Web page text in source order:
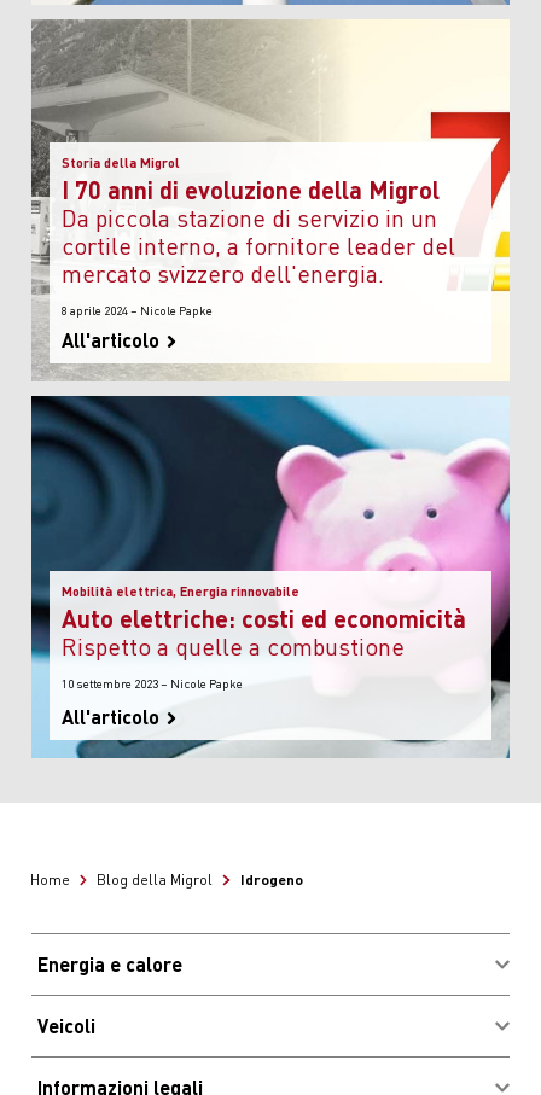
Storia della Migrol
I 70 anni di evoluzione della Migrol
da piccola stazione di servizio in un
cortile interno, a fornitore leader del
mercato svizzero dell'energia.
8 aprile 2024 – Nicole Papke
All'articolo
Mobilità elettrica, Energia rinnovabile
Auto elettriche: costi ed economicità
rispetto a quelle a combustione
10 settembre 2023 – Nicole Papke
All'articolo
Home Blog della Migrol Idrogeno
Energia e calore
Vantaggi e risparmio
Veicoli
Informazioni legali